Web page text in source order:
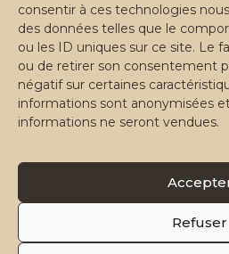
consentir à ces technologies
des données telles que le
ou les ID uniques sur ce site. Le
ou de retirer son consentement
négatif sur certaines
informations sont anonymisées
informations ne seront vendues.
Refuser
Bénévolat
Missions Documentation
© 2026 Bénévolat Côte d'Azur —
Politique de